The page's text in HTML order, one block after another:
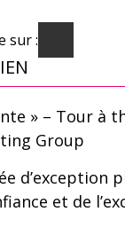
sur :
» – Tour à
Group
d’exception
et de